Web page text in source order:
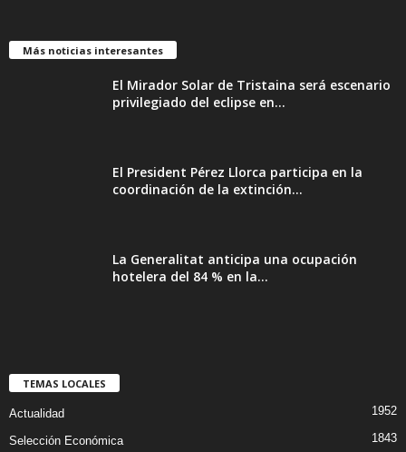
Más noticias interesantes
El Mirador Solar de Tristaina será escenario
privilegiado del eclipse en...
El President Pérez Llorca participa en la
coordinación de la extinción...
La Generalitat anticipa una ocupación
hotelera del 84 % en la...
TEMAS LOCALES
Actualidad 1952
Selección Económica 1843